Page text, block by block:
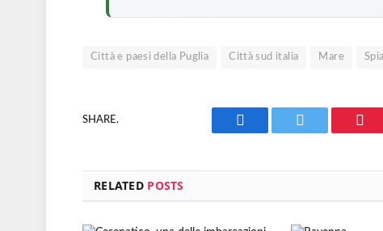
Città e paesi della Puglia Città sud italia Mare
SHARE.
Facebook Twitter
RELATED POSTS